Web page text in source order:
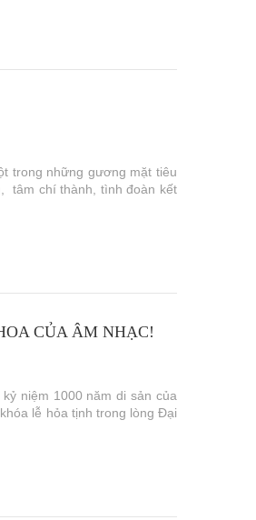
trong những gương mặt tiêu
tâm chí thành, tình đoàn kết
CỦA ÂM NHẠC!
niệm 1000 năm di sản của
lễ hỏa tịnh trong lòng Đại